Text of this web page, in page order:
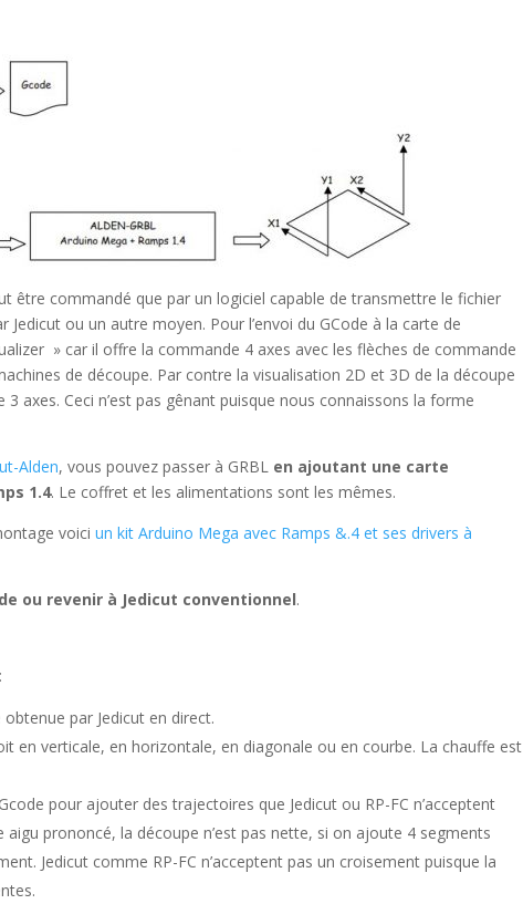
être commandé que par un logiciel capable de transmettre le fichier
ou un autre moyen. Pour l’envoi du GCode à la carte de
» car il offre la commande 4 axes avec les flèches de commande
de découpe. Par contre la visualisation 2D et 3D de la découpe
axes. Ceci n’est pas gênant puisque nous connaissons la forme
Alden, vous pouvez passer à GRBL en ajoutant une carte
1.4. Le coffret et les alimentations sont les mêmes.
voiciun kit Arduino Mega avec Ramps &.4 et ses drivers à
ou revenir à Jedicut conventionnel.
par Jedicut en direct.
en verticale, en horizontale, en diagonale ou en courbe. La chauffe est
pour ajouter des trajectoires que Jedicut ou RP-FC n’acceptent
prononcé, la découpe n’est pas nette, si on ajoute 4 segments
Jedicut comme RP-FC n’acceptent pas un croisement puisque la